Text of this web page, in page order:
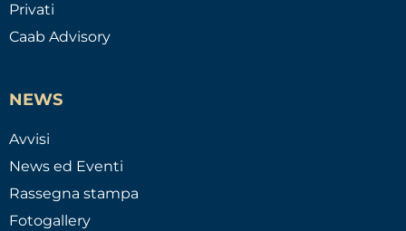
Privati
Caab Advisory
NEWS
Avvisi
News ed Eventi
Rassegna stampa
Fotogallery